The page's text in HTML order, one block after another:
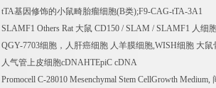
tTA基因修饰的小鼠畸胎瘤细胞(B类);F9-CAG-tTA-3A1
SLAMF1 Others Rat 大鼠 CD150 / SLAM / SLAMF1 人细
QGY-7703细胞，人肝癌细胞 人羊膜细胞,WISH细胞 大鼠
人气管上皮细胞cDNAHTEpiC cDNA
Promocell C-28010 Mesenchymal Stem CellGrowth Medium,